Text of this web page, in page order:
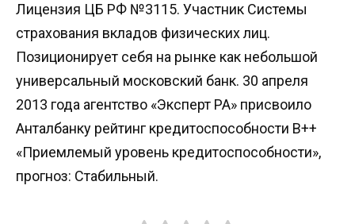
Лицензия ЦБ РФ №3115. Участник Системы
страхования вкладов физических лиц.
Позиционирует себя на рынке как небольшой
универсальный московский банк. 30 апреля
2013 года агентство «Эксперт РА» присвоило
Анталбанку рейтинг кредитоспособности B++
«Приемлемый уровень кредитоспособности»,
прогноз: Стабильный.